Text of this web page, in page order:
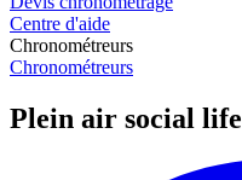
Centre d'aide
Chronométreurs
Chronométreurs
Plein air social life